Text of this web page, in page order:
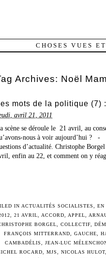
CHOSES VUES
Archives: Noël
mots de la politique (7)
avril 21, 2011
scène se déroule le 21 avril, au
nous à voir aujourd’hui ?
d’actualité. Christophe
enfin au 22, et comment on y
IN ACTUALITÉS SOCIALISTES ,EN
21 AVRIL ACCORD APPEL
BORGEL
COLLECTIF,
FRANÇOIS MITTERRAND
GAUCHE
CAMBADÉLIS
JEAN-LUC
ROCARD
MJS NICOLAS HULOT,